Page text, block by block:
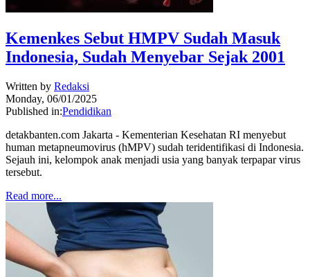
Kemenkes Sebut HMPV Sudah Masuk
Indonesia, Sudah Menyebar Sejak 2001
Written by Redaksi
Monday, 06/01/2025
Published in:Pendidikan
detakbanten.com Jakarta - Kementerian Kesehatan RI menyebut
human metapneumovirus (hMPV) sudah teridentifikasi di Indonesia.
Sejauh ini, kelompok anak menjadi usia yang banyak terpapar virus
tersebut.
Read more...